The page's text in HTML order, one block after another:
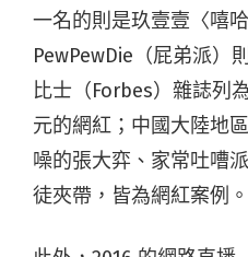
一名的則是玖壹壹〈嘻
PewPewDie（屁弟派）
比士（Forbes）雜誌列
元的網紅；中國大陸地
噪的張大弈、家常吐嘈
徒夾帶，皆為網紅案例。